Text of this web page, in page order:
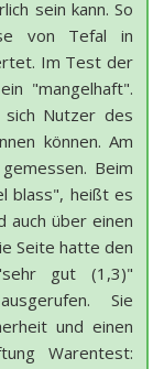
sein kann. So
von Tefal in
Im Test der
"mangelhaft".
Nutzer des
können. Am
Beim
blass", heißt es
auch über einen
Seite hatte den
gut (1,3)"
Sie
und einen
Warentest: